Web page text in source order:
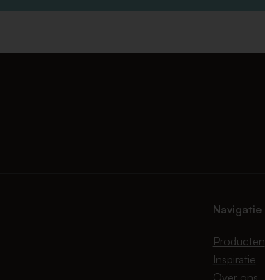
Navigatie
Producten
Inspiratie